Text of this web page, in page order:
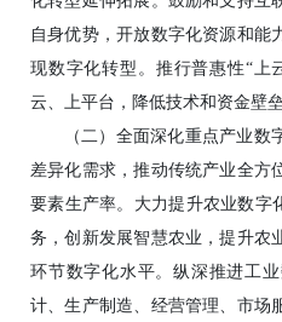
自身优势，开放数字化资源和能
现数字化转型。推行普惠性“上
云、上平台，降低技术和资金壁
（二）全面深化重点产业
差异化需求，推动传统产业全方
要素生产率。大力提升农业数字
务，创新发展智慧农业，提升农
环节数字化水平。纵深推进工
计、生产制造、经营管理、市场